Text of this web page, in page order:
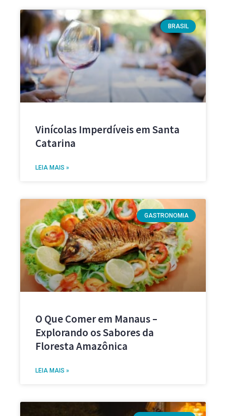
BRASIL
Vinícolas Imperdíveis em Santa
Catarina
LEIA MAIS »
GASTRONOMIA
O Que Comer em Manaus –
Explorando os Sabores da
Floresta Amazônica
LEIA MAIS »